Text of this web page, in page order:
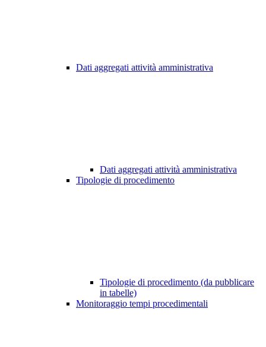
Dati aggregati attività amministrativa
Dati aggregati attività amministrativa
Tipologie di procedimento
Tipologie di procedimento (da pubblicare
in tabelle)
Monitoraggio tempi procedimentali